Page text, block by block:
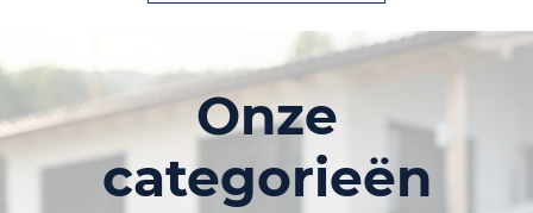
Onze
categorieën